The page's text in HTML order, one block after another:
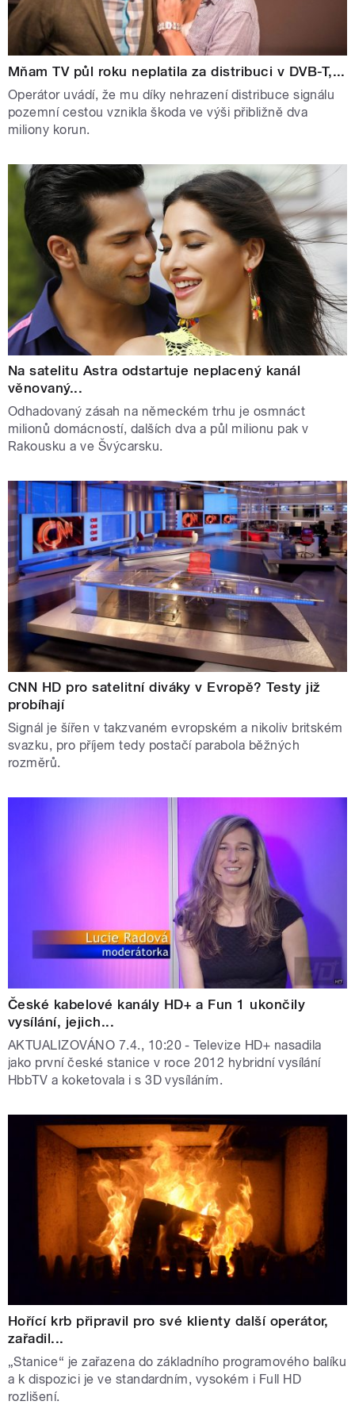
Mňam TV půl roku neplatila za distribuci v DVB-T,...
Operátor uvádí, že mu díky nehrazení distribuce signálu
pozemní cestou vznikla škoda ve výši přibližně dva
miliony korun.
Na satelitu Astra odstartuje neplacený kanál
věnovaný...
Odhadovaný zásah na německém trhu je osmnáct
milionů domácností, dalších dva a půl milionu pak v
Rakousku a ve Švýcarsku.
CNN HD pro satelitní diváky v Evropě? Testy již
probíhají
Signál je šířen v takzvaném evropském a nikoliv britském
svazku, pro příjem tedy postačí parabola běžných
rozměrů.
České kabelové kanály HD+ a Fun 1 ukončily
vysílání, jejich...
AKTUALIZOVÁNO 7.4., 10:20 - Televize HD+ nasadila
jako první české stanice v roce 2012 hybridní vysílání
HbbTV a koketovala i s 3D vysíláním.
Hořící krb připravil pro své klienty další operátor,
zařadil...
„Stanice“ je zařazena do základního programového balíku
a k dispozici je ve standardním, vysokém i Full HD
rozlišení.